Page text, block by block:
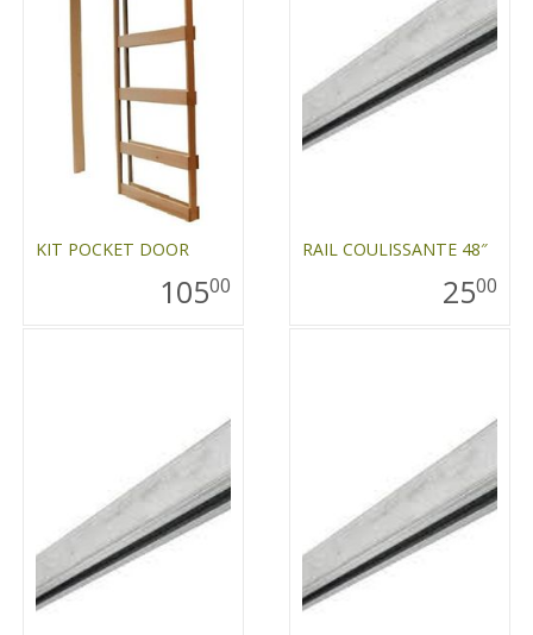
KIT POCKET DOOR
10500
RAIL COULISSANTE 48″
2500